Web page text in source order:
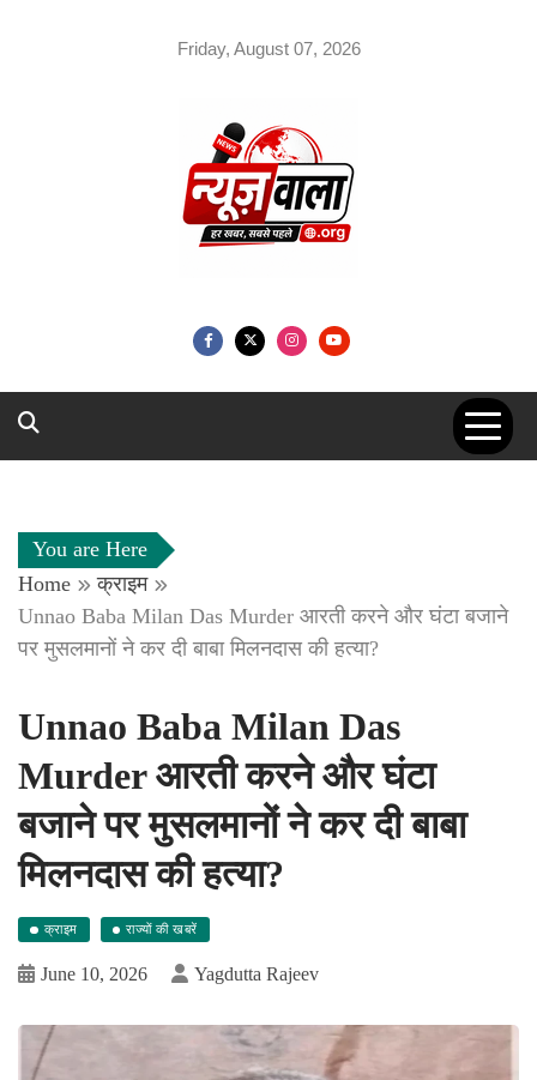
Friday, August 07, 2026
You are Here
Home
क्राइम
Unnao Baba Milan Das Murder आरती करने और घंटा बजाने
पर मुसलमानों ने कर दी बाबा मिलनदास की हत्या?
Unnao Baba Milan Das
Murder आरती करने और घंटा
बजाने पर मुसलमानों ने कर दी बाबा
मिलनदास की हत्या?
क्राइम राज्यों की खबरें
June 10, 2026 Yagdutta Rajeev